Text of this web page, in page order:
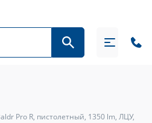
Pro R, пистолетный, 1350 lm, ЛЦУ,